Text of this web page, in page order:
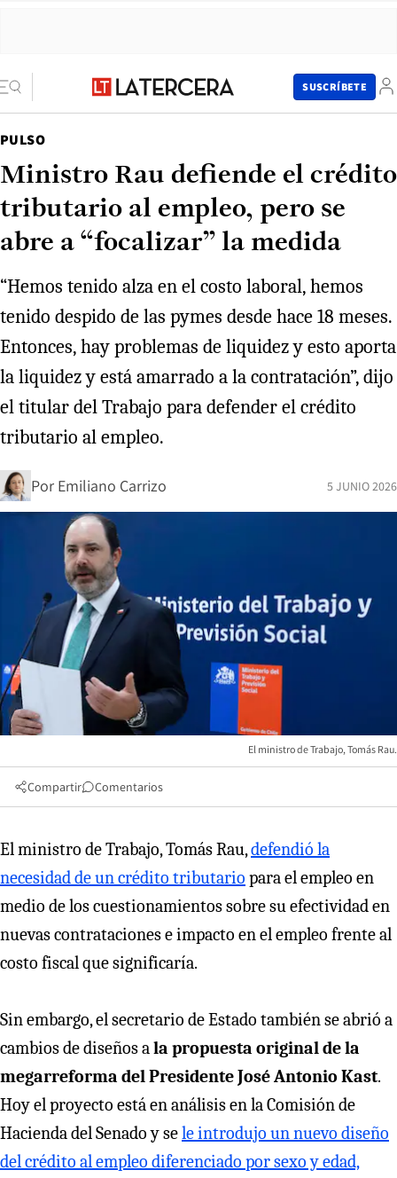
SUSCRÍBETE
PULSO
Ministro Rau defiende el crédito
tributario al empleo, pero se
abre a “focalizar” la medida
“Hemos tenido alza en el costo laboral, hemos
tenido despido de las pymes desde hace 18 meses.
Entonces, hay problemas de liquidez y esto aporta
la liquidez y está amarrado a la contratación”, dijo
el titular del Trabajo para defender el crédito
tributario al empleo.
Por Emiliano Carrizo 5 JUNIO 2026
El ministro de Trabajo, Tomás Rau.
Compartir Comentarios
El ministro de Trabajo, Tomás Rau,defendió la
necesidad de un crédito tributario para el empleo en
medio de los cuestionamientos sobre su efectividad en
nuevas contrataciones e impacto en el empleo frente al
costo fiscal que significaría.
Sin embargo, el secretario de Estado también se abrió a
cambios de diseños ala propuesta original de la
megarreforma del Presidente José Antonio Kast.
Hoy el proyecto está en análisis en la Comisión de
Hacienda del Senado y sele introdujo un nuevo diseño
del crédito al empleo diferenciado por sexo y edad,